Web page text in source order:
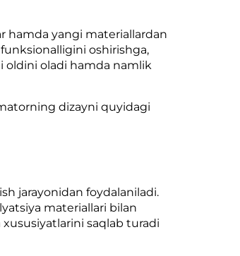
hamda yangi materiallardan
oshirishga,
oldini oladi hamda namlik
dizayni quyidagi
jarayonidan foydalaniladi.
materiallari bilan
saqlab turadi